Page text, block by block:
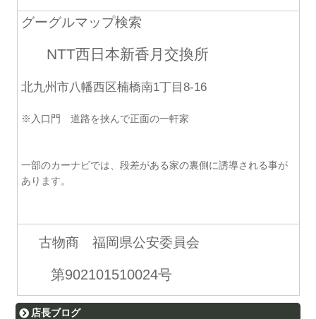
グーグルマップ検索
NTT西日本新香月交換所
北九州市八幡西区楠橋南1丁目8-16
※入口門 道路を挟んで正面の一軒家
一部のカーナビでは、段差がある家の裏側に誘導される事が
あります。
古物商 福岡県公安委員会
第902101510024号
店長ブログ